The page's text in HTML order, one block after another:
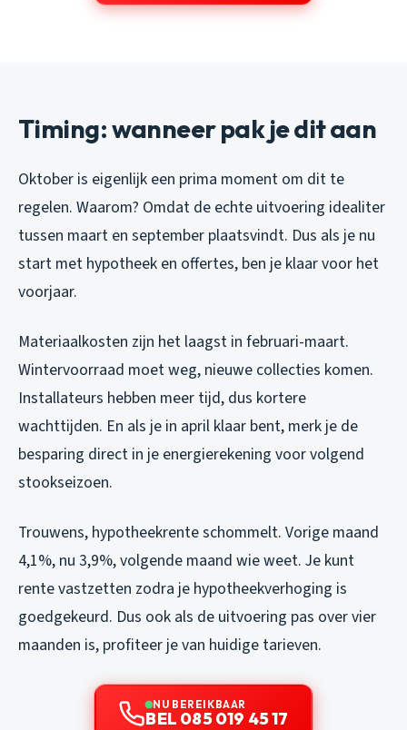
Timing: wanneer pak je dit aan
Oktober is eigenlijk een prima moment om dit te
regelen. Waarom? Omdat de echte uitvoering idealiter
tussen maart en september plaatsvindt. Dus als je nu
start met hypotheek en offertes, ben je klaar voor het
voorjaar.
Materiaalkosten zijn het laagst in februari-maart.
Wintervoorraad moet weg, nieuwe collecties komen.
Installateurs hebben meer tijd, dus kortere
wachttijden. En als je in april klaar bent, merk je de
besparing direct in je energierekening voor volgend
stookseizoen.
Trouwens, hypotheekrente schommelt. Vorige maand
4,1%, nu 3,9%, volgende maand wie weet. Je kunt
rente vastzetten zodra je hypotheekverhoging is
goedgekeurd. Dus ook als de uitvoering pas over vier
maanden is, profiteer je van huidige tarieven.
NU BEREIKBAAR
BEL 085 019 45 17